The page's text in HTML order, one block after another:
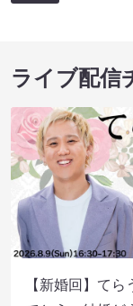
ライブ配信
【新婚回】て